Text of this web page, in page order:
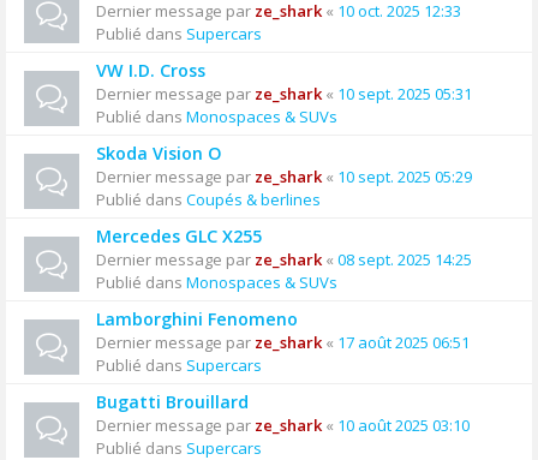
Dernier message par ze_shark« 10 oct. 2025 12:33
Publié dans Supercars
VW I.D. Cross
Dernier message par ze_shark« 10 sept. 2025 05:31
Publié dans Monospaces & SUVs
Skoda Vision O
Dernier message par ze_shark« 10 sept. 2025 05:29
Publié dans Coupés & berlines
Mercedes GLC X255
Dernier message par ze_shark« 08 sept. 2025 14:25
Publié dans Monospaces & SUVs
Lamborghini Fenomeno
Dernier message par ze_shark« 17 août 2025 06:51
Publié dans Supercars
Bugatti Brouillard
Dernier message par ze_shark« 10 août 2025 03:10
Publié dans Supercars